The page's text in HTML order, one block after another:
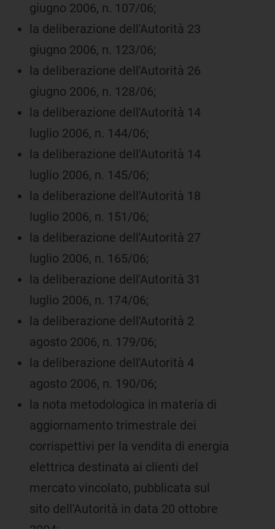
giugno 2006, n. 107/06;
la deliberazione dell'Autorità 23
giugno 2006, n. 123/06;
la deliberazione dell'Autorità 26
giugno 2006, n. 128/06;
la deliberazione dell'Autorità 14
luglio 2006, n. 144/06;
la deliberazione dell'Autorità 14
luglio 2006, n. 145/06;
la deliberazione dell'Autorità 18
luglio 2006, n. 151/06;
la deliberazione dell'Autorità 27
luglio 2006, n. 165/06;
la deliberazione dell'Autorità 31
luglio 2006, n. 174/06;
la deliberazione dell'Autorità 2
agosto 2006, n. 179/06;
la deliberazione dell'Autorità 4
agosto 2006, n. 190/06;
la nota metodologica in materia di
aggiornamento trimestrale dei
corrispettivi per la vendita di energia
elettrica destinata ai clienti del
mercato vincolato, pubblicata sul
sito dell'Autorità in data 20 ottobre